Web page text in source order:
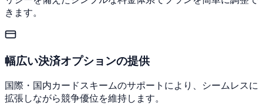
きます。
幅広い決済オプションの提供
国際・国内カードスキームのサポートにより、シームレスに
拡張しながら競争優位を維持します。